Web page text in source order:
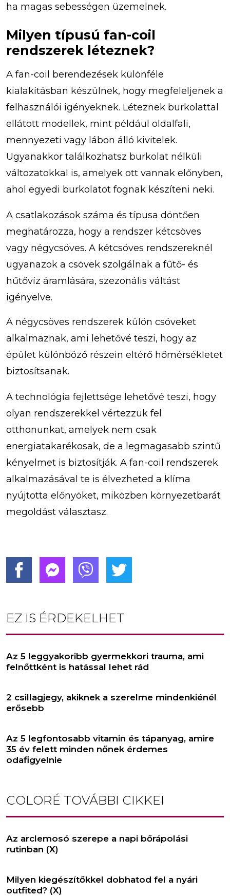
ha magas sebességen üzemelnek.
Milyen típusú fan-coil
rendszerek léteznek?
A fan-coil berendezések különféle
kialakításban készülnek, hogy megfeleljenek a
felhasználói igényeknek. Léteznek burkolattal
ellátott modellek, mint például oldalfali,
mennyezeti vagy lábon álló kivitelek.
Ugyanakkor találkozhatsz burkolat nélküli
változatokkal is, amelyek ott vannak előnyben,
ahol egyedi burkolatot fognak készíteni neki.
A csatlakozások száma és típusa döntően
meghatározza, hogy a rendszer kétcsöves
vagy négycsöves. A kétcsöves rendszereknél
ugyanazok a csövek szolgálnak a fűtő- és
hűtővíz áramlására, szezonális váltást
igényelve.
A négycsöves rendszerek külön csöveket
alkalmaznak, ami lehetővé teszi, hogy az
épület különböző részein eltérő hőmérsékletet
biztosítsanak.
A technológia fejlettsége lehetővé teszi, hogy
olyan rendszerekkel vértezzük fel
otthonunkat, amelyek nem csak
energiatakarékosak, de a legmagasabb szintű
kényelmet is biztosítják. A fan-coil rendszerek
alkalmazásával te is élvezheted a klíma
nyújtotta előnyöket, miközben környezetbarát
megoldást választasz.
EZ IS ÉRDEKELHET
Az 5 leggyakoribb gyermekkori trauma, ami
felnőttként is hatással lehet rád
2 csillagjegy, akiknek a szerelme mindenkiénél
erősebb
Az 5 legfontosabb vitamin és tápanyag, amire
35 év felett minden nőnek érdemes
odafigyelnie
COLORÉ TOVÁBBI CIKKEI
Az arclemosó szerepe a napi bőrápolási
rutinban (X)
Milyen kiegészítőkkel dobhatod fel a nyári
outfited? (X)